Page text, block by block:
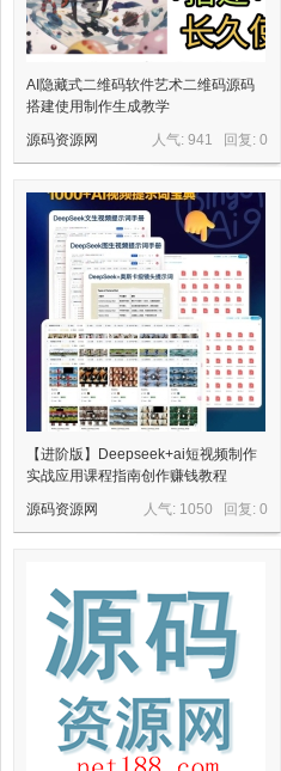
AI隐藏式二维码软件艺术二维码源码
搭建使用制作生成教学
人气: 941 回复: 0
源码资源网
【进阶版】Deepseek+ai短视频制作
实战应用课程指南创作赚钱教程
人气: 1050 回复: 0
源码资源网